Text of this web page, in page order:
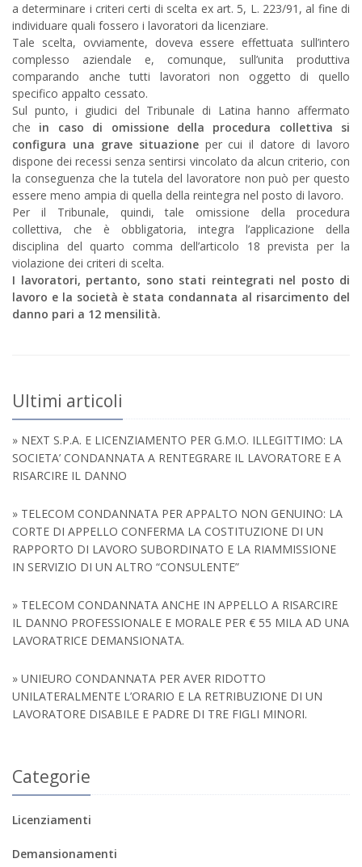
a determinare i criteri certi di scelta ex art. 5, L. 223/91, al fine di
individuare quali fossero i lavoratori da licenziare.
Tale scelta, ovviamente, doveva essere effettuata sull’intero
complesso aziendale e, comunque, sull’unita produttiva
comparando anche tutti lavoratori non oggetto di quello
specifico appalto cessato.
Sul punto, i giudici del Tribunale di Latina hanno affermato
che in caso di omissione della procedura collettiva si
configura una grave situazioneper cui il datore di lavoro
dispone dei recessi senza sentirsi vincolato da alcun criterio, con
la conseguenza che la tutela del lavoratore non può per questo
essere meno ampia di quella della reintegra nel posto di lavoro.
Per il Tribunale, quindi, tale omissione della procedura
collettiva, che è obbligatoria, integra l’applicazione della
disciplina del quarto comma dell’articolo 18 prevista per la
violazione dei criteri di scelta.
I lavoratori, pertanto, sono stati reintegrati nel posto di
lavoro e la società è stata condannata al risarcimento del
danno pari a 12 mensilità.
Ultimi articoli
» NEXT S.P.A. E LICENZIAMENTO PER G.M.O. ILLEGITTIMO: LA
SOCIETA’ CONDANNATA A RENTEGRARE IL LAVORATORE E A
RISARCIRE IL DANNO
» TELECOM CONDANNATA PER APPALTO NON GENUINO: LA
CORTE DI APPELLO CONFERMA LA COSTITUZIONE DI UN
RAPPORTO DI LAVORO SUBORDINATO E LA RIAMMISSIONE
IN SERVIZIO DI UN ALTRO “CONSULENTE”
» TELECOM CONDANNATA ANCHE IN APPELLO A RISARCIRE
IL DANNO PROFESSIONALE E MORALE PER € 55 MILA AD UNA
LAVORATRICE DEMANSIONATA.
» UNIEURO CONDANNATA PER AVER RIDOTTO
UNILATERALMENTE L’ORARIO E LA RETRIBUZIONE DI UN
LAVORATORE DISABILE E PADRE DI TRE FIGLI MINORI.
Categorie
Licenziamenti
Demansionamenti